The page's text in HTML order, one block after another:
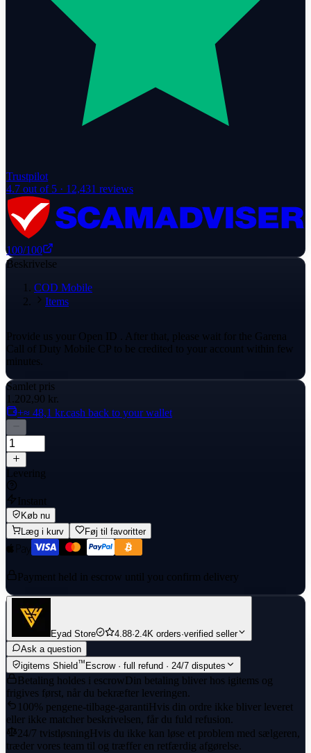
Trustpilot
4.7 out of 5 · 12,431 reviews
100/100
Beskrivelse
COD Mobile
Items
Provide us your Open ID . After that, please wait for the Garena
Call of Duty Mobile CP to be credited to your account within few
minutes.
Samlet pris
1.202,90 kr.
+≈ 48,1 kr.cash back to your wallet
Levering
Instant
Køb nu
Læg i kurv
Føj til favoritter
Payment held in escrow until you confirm delivery
Eyad Store 4.88·2.4K orders·verified seller
Ask a question
igitems Shield™ Escrow · full refund · 24/7 disputes
Betaling holdes i escrowDin betaling bliver hos igitems og
frigives først, når du bekræfter leveringen.
100% pengene-tilbage-garantiHvis din ordre ikke bliver leveret
eller ikke matcher beskrivelsen, får du fuld refusion.
24/7 tvistløsningHvis du ikke kan løse et problem med sælgeren,
træder vores team til og træffer en retfærdig afgørelse.